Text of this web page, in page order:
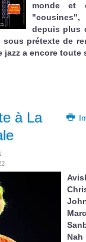
monde et
depuis plus
sous prétexte de
a encore toute
à La